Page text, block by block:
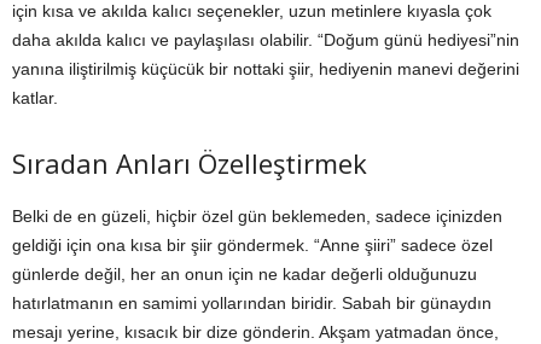
için kısa ve akılda kalıcı seçenekler, uzun metinlere kıyasla çok
daha akılda kalıcı ve paylaşılası olabilir. “Doğum günü hediyesi”nin
yanına iliştirilmiş küçücük bir nottaki şiir, hediyenin manevi değerini
katlar.
Sıradan Anları Özelleştirmek
Belki de en güzeli, hiçbir özel gün beklemeden, sadece içinizden
geldiği için ona kısa bir şiir göndermek. “Anne şiiri” sadece özel
günlerde değil, her an onun için ne kadar değerli olduğunuzu
hatırlatmanın en samimi yollarından biridir. Sabah bir günaydın
mesajı yerine, kısacık bir dize gönderin. Akşam yatmadan önce,